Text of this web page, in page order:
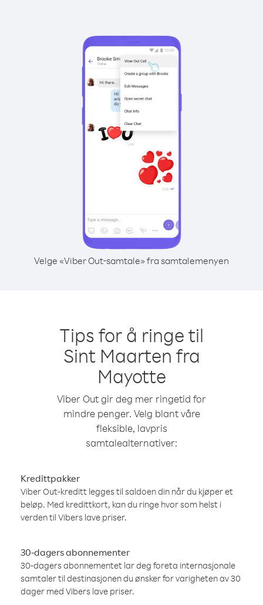
Velge «Viber Out-samtale» fra samtalemenyen
Tips for å ringe til
Sint Maarten fra
Mayotte
Viber Out gir deg mer ringetid for
mindre penger. Velg blant våre
fleksible, lavpris
samtalealternativer:
Kredittpakker
Viber Out-kreditt legges til saldoen din når du kjøper et
beløp. Med kredittkort, kan du ringe hvor som helst i
verden til Vibers lave priser.
30-dagers abonnementer
30-dagers abonnementet lar deg foreta internasjonale
samtaler til destinasjonen du ønsker for varigheten av 30
dager med Vibers lave priser.